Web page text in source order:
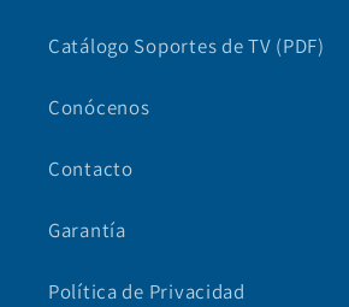
Catálogo Soportes de TV (PDF)
Conócenos
Contacto
Garantía
Política de Privacidad